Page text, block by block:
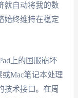
就自动将我的数
始终维持在稳定
上的国服崩坏
或Mac笔记本处理
技术接口。在周